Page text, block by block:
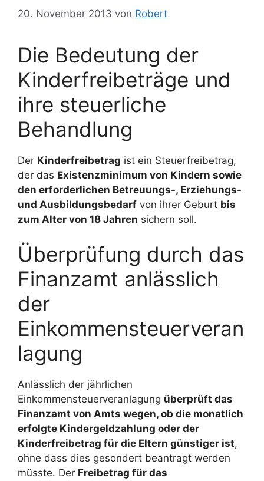
20. November 2013 von Robert
Die Bedeutung der
Kinderfreibeträge und
ihre steuerliche
Behandlung
Der Kinderfreibetrag ist ein Steuerfreibetrag,
der das Existenzminimum von Kindern sowie
den erforderlichen Betreuungs-, Erziehungs-
und Ausbildungsbedarf von ihrer Geburt bis
zum Alter von 18 Jahren sichern soll.
Überprüfung durch das
Finanzamt anlässlich
der
Einkommensteuerveran
lagung
Anlässlich der jährlichen
Einkommensteuerveranlagung überprüft das
Finanzamt von Amts wegen, ob die monatlich
erfolgte Kindergeldzahlung oder der
Kinderfreibetrag für die Eltern günstiger ist,
ohne dass dies gesondert beantragt werden
müsste. Der Freibetrag für das